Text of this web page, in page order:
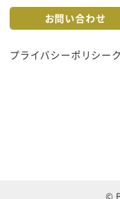
お問い合わせ
プライバシーポリシー
©